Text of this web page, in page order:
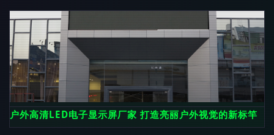
户外高清LED电子显示屏厂家 打造亮丽户外视觉的新标竿